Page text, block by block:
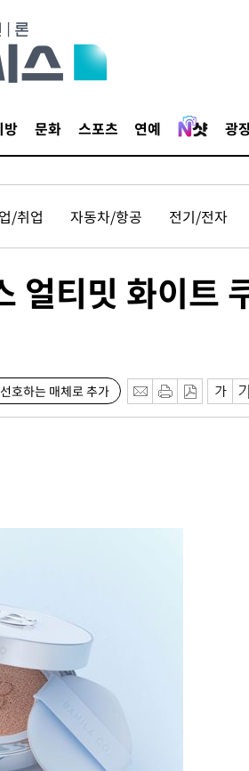
방 문화 스포츠 연예 광
/취업 자동차/항공 전기/전자
얼티밋 화이트
호하는 매체로 추가